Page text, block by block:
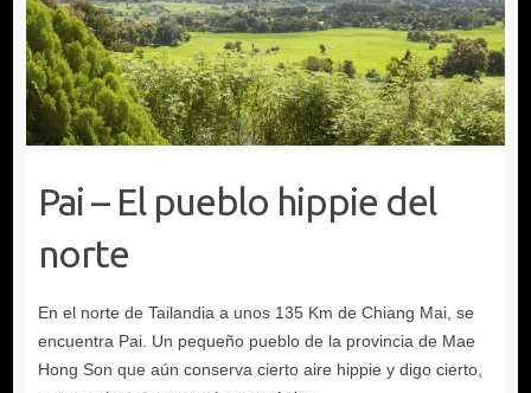
Pai – El pueblo hippie del
norte